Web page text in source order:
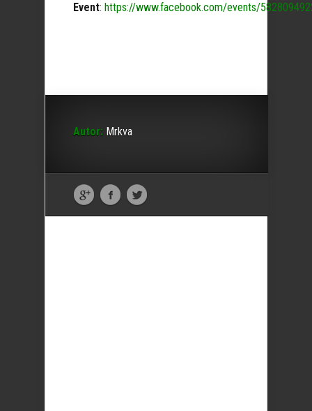
Event: https://www.facebook.com/events/
Autor: Mrkva